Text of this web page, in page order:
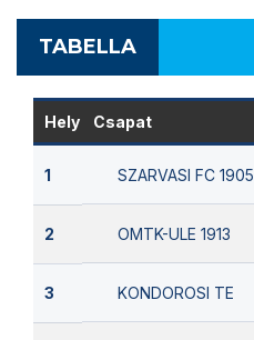
TABELLA
Hely Csapat
1 SZARVASI FC 1905
2 OMTK-ULE 1913
3 KONDOROSI TE